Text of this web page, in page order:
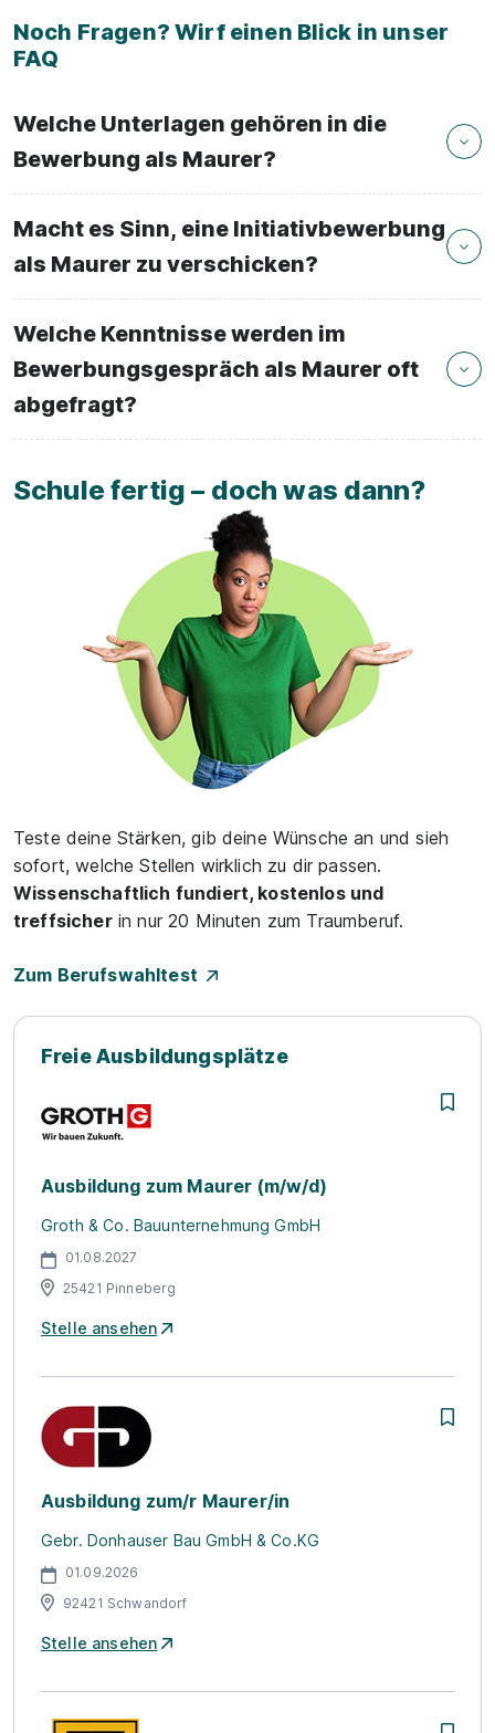
Noch Fragen? Wirf einen Blick in unser
FAQ
Welche Unterlagen gehören in die
Bewerbung als Maurer?
Macht es Sinn, eine Initiativbewerbung
als Maurer zu verschicken?
Welche Kenntnisse werden im
Bewerbungsgespräch als Maurer oft
abgefragt?
Schule fertig – doch was dann?
Teste deine Stärken, gib deine Wünsche an und sieh
sofort, welche Stellen wirklich zu dir passen.
Wissenschaftlich fundiert, kostenlos und
treffsicherin nur 20 Minuten zum Traumberuf.
Zum Berufswahltest
Freie Ausbildungsplätze
Ausbildung zum Maurer (m/w/d)
Groth & Co. Bauunternehmung GmbH
01.08.2027
25421 Pinneberg
Stelle ansehen
Ausbildung zum/r Maurer/in
Gebr. Donhauser Bau GmbH & Co.KG
01.09.2026
92421 Schwandorf
Stelle ansehen